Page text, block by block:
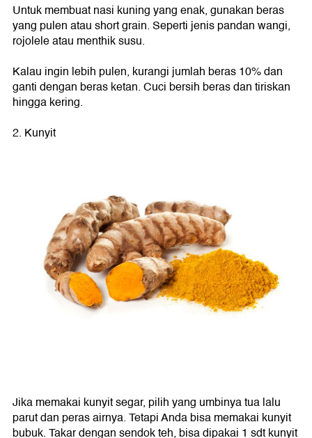
Untuk membuat nasi kuning yang enak, gunakan beras
yang pulen atau short grain. Seperti jenis pandan wangi,
rojolele atau menthik susu.
Kalau ingin lebih pulen, kurangi jumlah beras 10% dan
ganti dengan beras ketan. Cuci bersih beras dan tiriskan
hingga kering.
2. Kunyit
Jika memakai kunyit segar, pilih yang umbinya tua lalu
parut dan peras airnya. Tetapi Anda bisa memakai kunyit
bubuk. Takar dengan sendok teh, bisa dipakai 1 sdt kunyit